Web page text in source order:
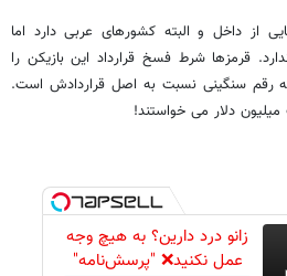
از داخل و البته کشورهای عربی دارد اما
قرمزها شرط فسخ قرارداد این بازیکن را
که رقم سنگینی نسبت به اصل قراردادش است.
میلیون دلار می خواستند!
زانو درد دارین؟ به هیچ وجه
عمل نکنید❌ "پرسش‌نامه"